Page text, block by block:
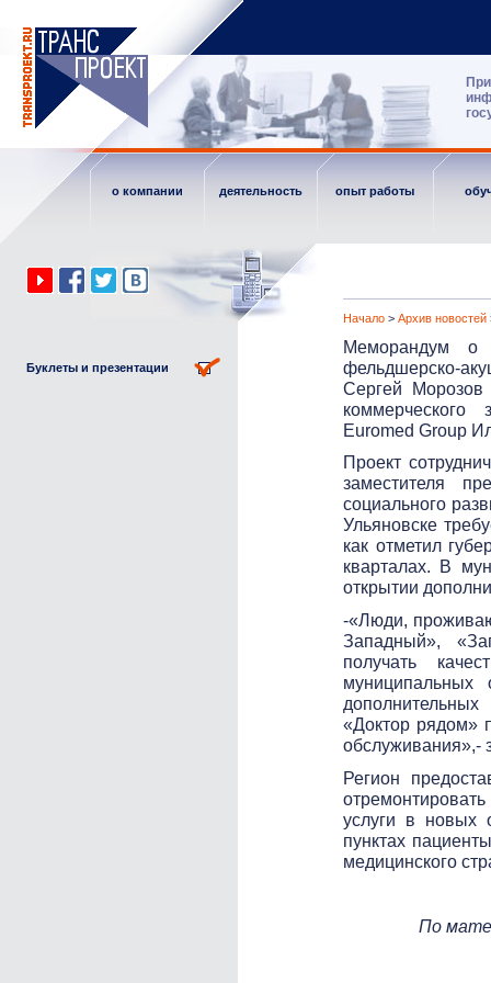
о компании деятельность опыт работы
Буклеты и презентации
Начало > Архив новостей
Меморандум о
фельдшерско-
Сергей
коммерческого
Euromed Group
Проект
заместителя
социального
Ульяновске
как отметил
кварталах. В
открытии
-«Люди,
Западный»,
получать
муниципальных
«Доктор рядом»
обслуживания»,-
Регион
услуги в новых
пунктах
медицинского
По